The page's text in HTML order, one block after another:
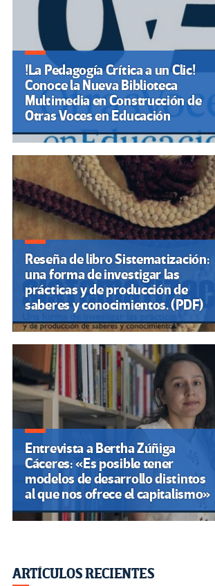
!La Pedagogía Crítica a un Clic!
Conoce la Nueva Biblioteca
Multimedia en Construcción de
Otras Voces en Educación
Reseña de libro Sistematización:
una forma de investigar las
prácticas y de producción de
saberes y conocimientos. (PDF)
Entrevista a Bertha Zúñiga
Cáceres: «Es posible tener
modelos de desarrollo distintos
al que nos ofrece el capitalismo»
ARTÍCULOS RECIENTES